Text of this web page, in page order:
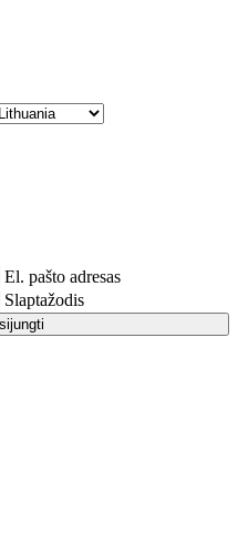
El. pašto adresas
Slaptažodis